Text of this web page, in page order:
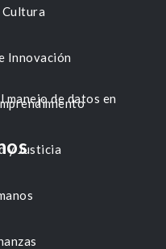
Innovación
y Justicia
de datos en